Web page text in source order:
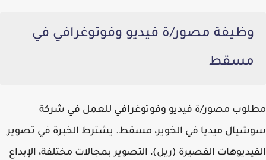
وظيفة مصور/ة فيديو وفوتوغرافي في
مسقط
مطلوب مصور/ة فيديو وفوتوغرافي للعمل في شركة
سوشيال ميديا في الخوير، مسقط. يشترط الخبرة في تصوير
الفيديوهات القصيرة (ريل)، التصوير بمجالات مختلفة، الإبداع